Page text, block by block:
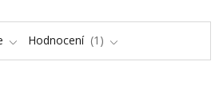
Hodnocení 1